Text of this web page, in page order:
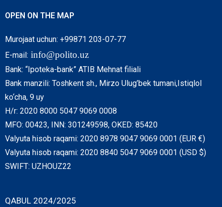
OPEN ON THE MAP
Murojaat uchun: +99871 203-07-77
E-mail: info@polito.uz
Bank: “Ipoteka-bank” ATIB Mehnat filiali
Bank manzili: Toshkent sh., Mirzo Ulug’bek tumani,Istiqlol
ko‘cha, 9 uy
H/r: 2020 8000 5047 9069 0008
MFO: 00423, INN: 301249598, OKED: 85420
Valyuta hisob raqami: 2020 8978 9047 9069 0001 (EUR €)
Valyuta hisob raqami: 2020 8840 5047 9069 0001 (USD $)
SWIFT: UZHOUZ22
QABUL 2024/2025